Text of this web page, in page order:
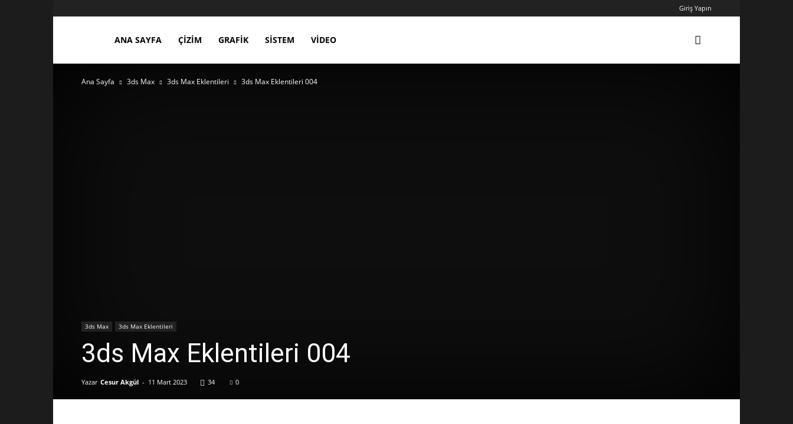
Giriş Yapın
ces3d.comANA SAYFA ÇIZIM GRAFIK SISTEM VIDEO
Ana Sayfa 3ds Max 3ds Max Eklentileri 3ds Max Eklentileri 004
3ds Max 3ds Max Eklentileri
3ds Max Eklentileri 004
Yazar Cesur Akgül - 11 Mart 2023 34 0